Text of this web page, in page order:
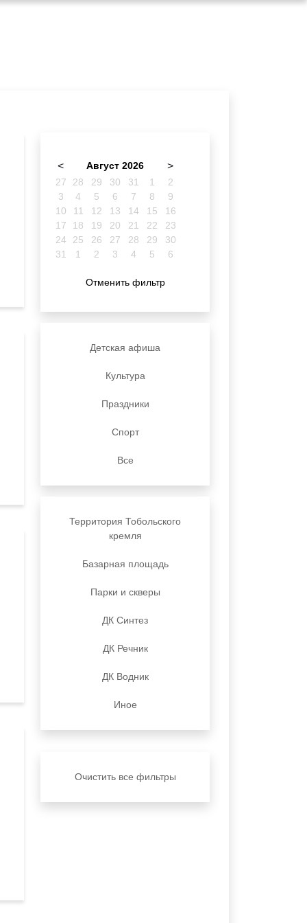
< Август 2026 >
27 28 29 30 31 1
2
3
4 5 6 7 8
9
10
11 12 13 14 15
16
17
18 19 20 21 22
23
24
25 26 27 28 29
30
31
1 2 3 4 5 6
Отменить фильтр
Детская афиша
Культура
Праздники
Спорт
Все
Территория Тобольского
кремля
Базарная площадь
Парки и скверы
ДК Синтез
ДК Речник
ДК Водник
Иное
Очистить все фильтры